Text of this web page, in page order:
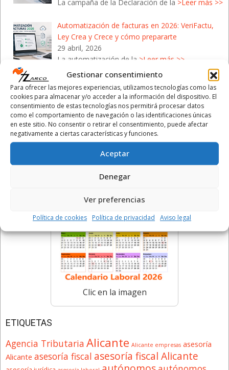
Gestionar consentimiento
Para ofrecer las mejores experiencias, utilizamos tecnologías como las
cookies para almacenar y/o acceder a la información del dispositivo. El
consentimiento de estas tecnologías nos permitirá procesar datos
como el comportamiento de navegación o las identificaciones únicas
en este sitio. No consentir o retirar el consentimiento, puede afectar
negativamente a ciertas características y funciones.
Aceptar
Denegar
Ver preferencias
Política de cookies Política de privacidad Aviso legal
La campaña de la Declaración de la >Leer más >>
Automatización de facturas en 2026: VeriFactu,
Ley Crea y Crece y cómo prepararte
29 abril, 2026
La automatización de la >Leer más >>
Campaña de la Renta 2026: Cómo protegerte de
las estafas de Hacienda
28 abril, 2026
Con el inicio de la Campaña de la>Leer más >>
Calendario Laboral 2026
Clic en la imagen
ETIQUETAS
Agencia Tributaria Alicante Alicante empresas asesoría
Alicante asesoría fiscal asesoría fiscal Alicante